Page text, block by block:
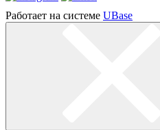
Работает на системе UBase